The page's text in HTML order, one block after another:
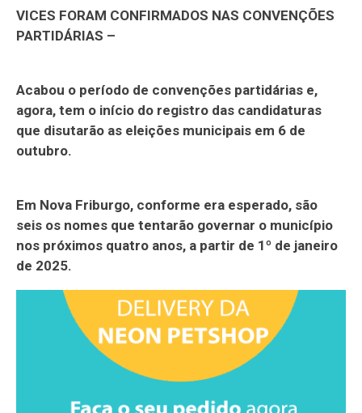
VICES FORAM CONFIRMADOS NAS CONVENÇÕES
PARTIDÁRIAS –
Acabou o período de convenções partidárias e,
agora, tem o início do registro das candidaturas
que disutarão as eleições municipais em 6 de
outubro.
Em Nova Friburgo, conforme era esperado, são
seis os nomes que tentarão governar o município
nos próximos quatro anos, a partir de 1º de janeiro
de 2025.